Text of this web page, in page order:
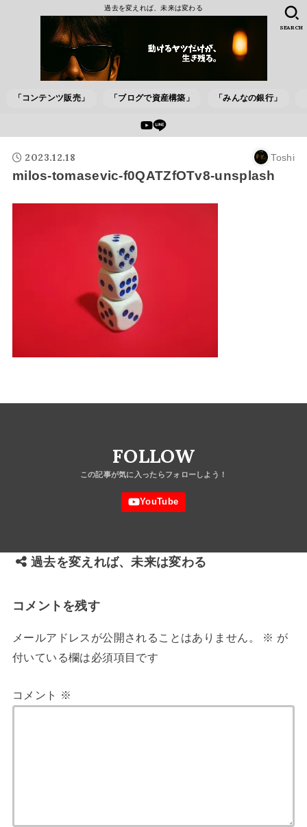
過去を変えれば、未来は変わる
「コンテンツ販売」 「ブログで資産構築」 「みんなの銀行」
SEARCH
2023.12.18 Toshi
milos-tomasevic-f0QATZfOTv8-unsplash
FOLLOW
過去を変えれば、未来は変わる
コメントを残す
メールアドレスが公開されることはありません。 ※ が
付いている欄は必須項目です
コメント ※